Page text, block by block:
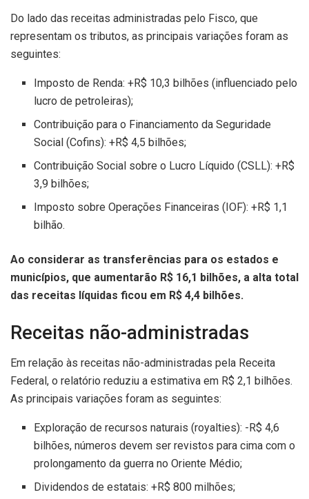
Do lado das receitas administradas pelo Fisco, que
representam os tributos, as principais variações foram as
seguintes:
Imposto de Renda: +R$ 10,3 bilhões (influenciado pelo
lucro de petroleiras);
Contribuição para o Financiamento da Seguridade
Social (Cofins): +R$ 4,5 bilhões;
Contribuição Social sobre o Lucro Líquido (CSLL): +R$
3,9 bilhões;
Imposto sobre Operações Financeiras (IOF): +R$ 1,1
bilhão.
Ao considerar as transferências para os estados e
municípios, que aumentarão R$ 16,1 bilhões, a alta total
das receitas líquidas ficou em R$ 4,4 bilhões.
Receitas não-administradas
Em relação às receitas não-administradas pela Receita
Federal, o relatório reduziu a estimativa em R$ 2,1 bilhões.
As principais variações foram as seguintes:
Exploração de recursos naturais (royalties): -R$ 4,6
bilhões, números devem ser revistos para cima com o
prolongamento da guerra no Oriente Médio;
Dividendos de estatais: +R$ 800 milhões;